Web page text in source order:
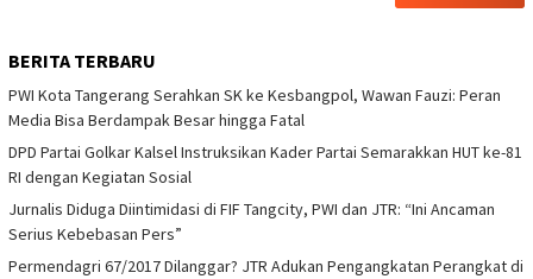
BERITA TERBARU
PWI Kota Tangerang Serahkan SK ke Kesbangpol, Wawan Fauzi: Peran
Media Bisa Berdampak Besar hingga Fatal
DPD Partai Golkar Kalsel Instruksikan Kader Partai Semarakkan HUT ke-81
RI dengan Kegiatan Sosial
Jurnalis Diduga Diintimidasi di FIF Tangcity, PWI dan JTR: “Ini Ancaman
Serius Kebebasan Pers”
Permendagri 67/2017 Dilanggar? JTR Adukan Pengangkatan Perangkat di